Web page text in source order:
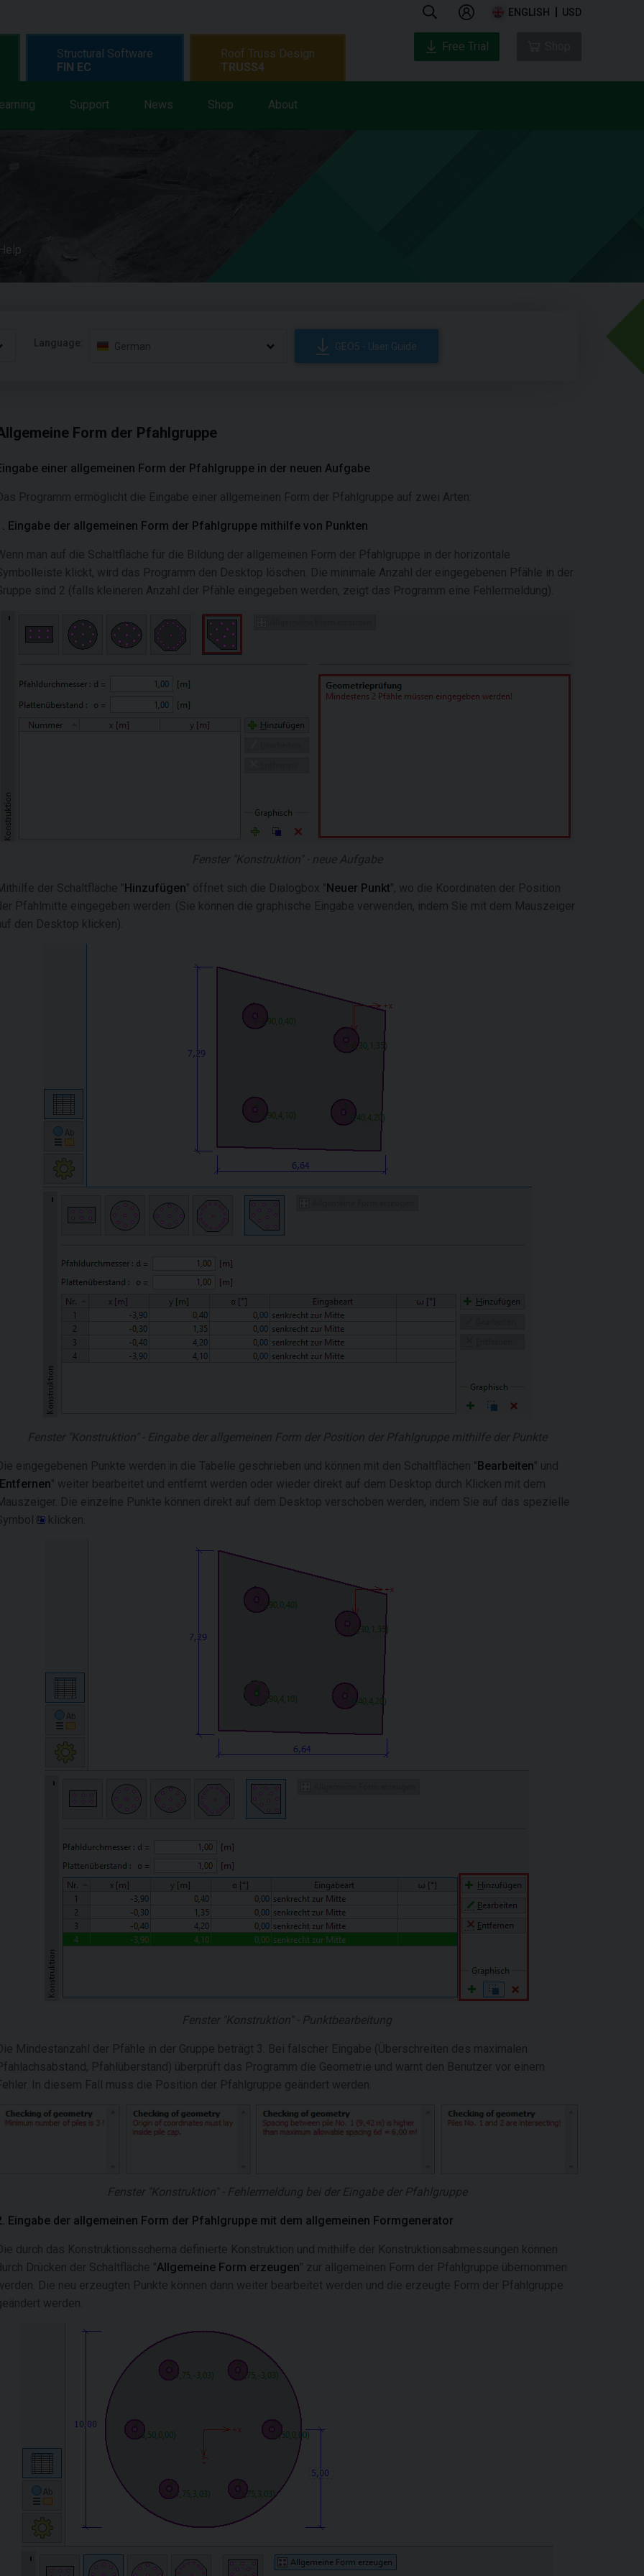
ENGLISH USD
Support News Shop About
Structural Software
FIN EC
Roof Truss Design
TRUSS4
Free Trial
Language: German GEO5 - User Guide
Form der Pfahlgruppe
einer allgemeinen Form der Pfahlgruppe in der neuen Aufgabe
Programm ermöglicht die Eingabe einer allgemeinen Form der Pfahlgruppe auf zwei Arten:
Eingabe der allgemeinen Form der Pfahlgruppe mithilfe von Punkten
man auf die Schaltfläche für die Bildung der allgemeinen Form der Pfahlgruppe in der horizontale
klickt, wird das Programm den Desktop löschen. Die minimale Anzahl der eingegebenen Pfähle in der
sind 2 (falls kleineren Anzahl der Pfähle eingegeben werden, zeigt das Programm eine Fehlermeldung).
Fenster "Konstruktion" - neue Aufgabe
der Schaltfläche "Hinzufügen" öffnet sich die Dialogbox "Neuer Punkt", wo die Koordinaten der Position
Pfahlmitte eingegeben werden. (Sie können die graphische Eingabe verwenden, indem Sie mit dem Mauszeiger
den Desktop klicken).
Fenster "Konstruktion" - Eingabe der allgemeinen Form der Position der Pfahlgruppe mithilfe der Punkte
eingegebenen Punkte werden in die Tabelle geschrieben und können mit den Schaltflächen "Bearbeiten" und
Entfernen" weiter bearbeitet und entfernt werden oder wieder direkt auf dem Desktop durch Klicken mit dem
Die einzelne Punkte können direkt auf dem Desktop verschoben werden, indem Sie auf das spezielle
klicken.
Fenster "Konstruktion" - Punktbearbeitung
Mindestanzahl der Pfähle in der Gruppe beträgt 3. Bei falscher Eingabe (Überschreiten des maximalen
Pfahlüberstand) überprüft das Programm die Geometrie und warnt den Benutzer vor einem
In diesem Fall muss die Position der Pfahlgruppe geändert werden.
Fenster "Konstruktion" - Fehlermeldung bei der Eingabe der Pfahlgruppe
Eingabe der allgemeinen Form der Pfahlgruppe mit dem allgemeinen Formgenerator
durch das Konstruktionsschema definierte Konstruktion und mithilfe der Konstruktionsabmessungen können
Drücken der Schaltfläche "Allgemeine Form erzeugen" zur allgemeinen Form der Pfahlgruppe übernommen
Die neu erzeugten Punkte können dann weiter bearbeitet werden und die erzeugte Form der Pfahlgruppe
werden.